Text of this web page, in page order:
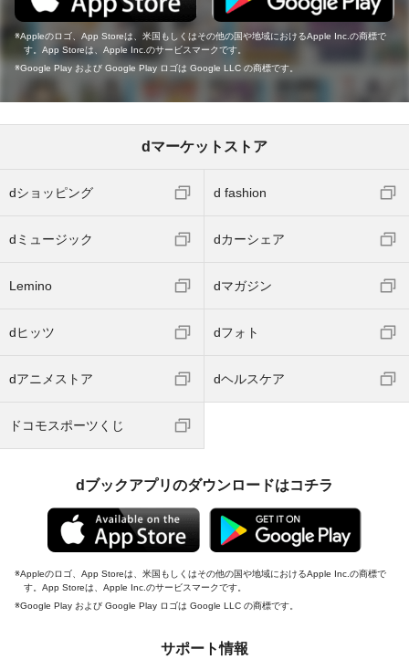
Appleのロゴ、App Storeは、米国もしくはその他の国や地域におけるApple Inc.の商標で
す。App Storeは、Apple Inc.のサービスマークです。
Google Play および Google Play ロゴは Google LLC の商標です。
dマーケットストア
dショッピング d fashion
dミュージック dカーシェア
Lemino dマガジン
dヒッツ dフォト
dアニメストア dヘルスケア
ドコモスポーツくじ
dブックアプリのダウンロードはコチラ
Appleのロゴ、App Storeは、米国もしくはその他の国や地域におけるApple Inc.の商標で
す。App Storeは、Apple Inc.のサービスマークです。
Google Play および Google Play ロゴは Google LLC の商標です。
サポート情報